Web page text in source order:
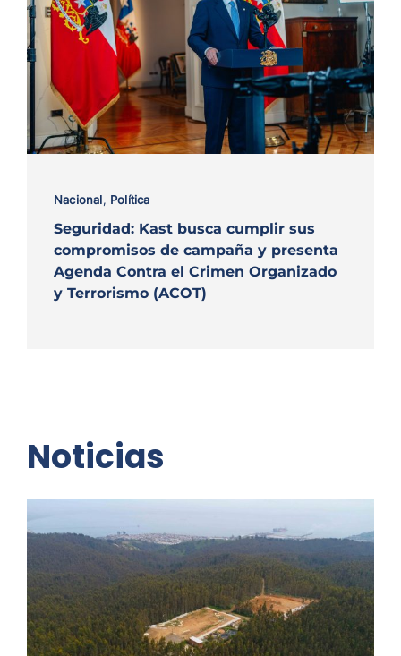
Nacional, Política
Seguridad: Kast busca cumplir sus
compromisos de campaña y presenta
Agenda Contra el Crimen Organizado
y Terrorismo (ACOT)
Noticias